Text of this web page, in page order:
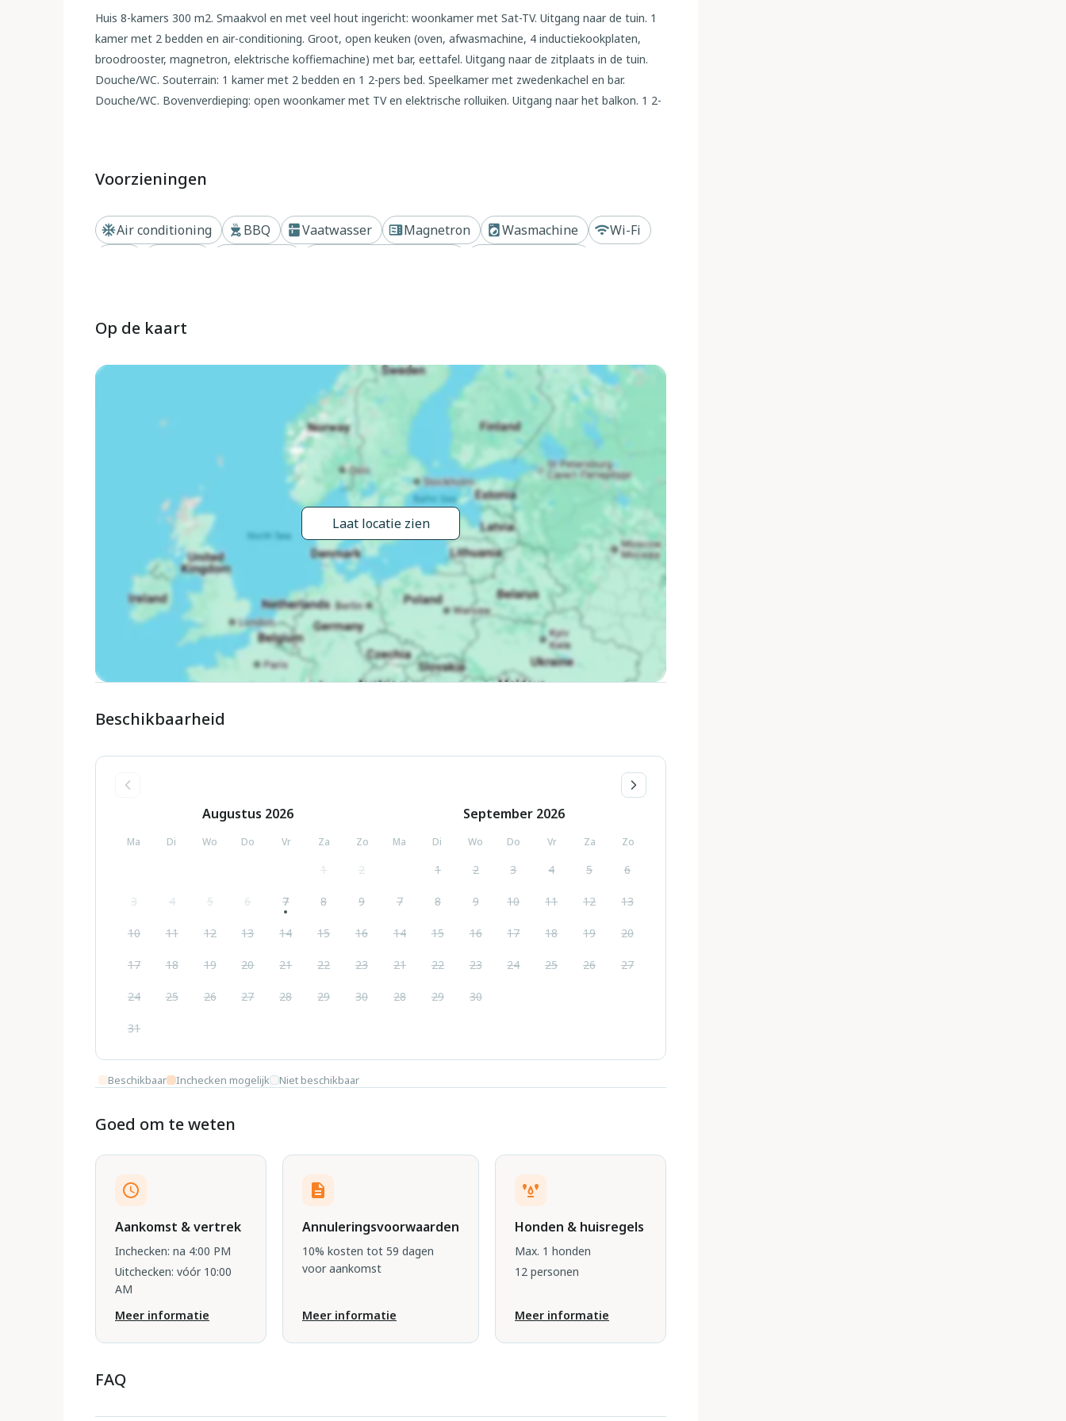
Huis 8-kamers 300 m2. Smaakvol en met veel hout ingericht: woonkamer met Sat-TV. Uitgang naar de tuin. 1
kamer met 2 bedden en air-conditioning. Groot, open keuken (oven, afwasmachine, 4 inductiekookplaten,
broodrooster, magnetron, elektrische koffiemachine) met bar, eettafel. Uitgang naar de zitplaats in de tuin.
Douche/WC. Souterrain: 1 kamer met 2 bedden en 1 2-pers bed. Speelkamer met zwedenkachel en bar.
Douche/WC. Bovenverdieping: open woonkamer met TV en elektrische rolluiken. Uitgang naar het balkon. 1 2-
Ter beschikking: wasmachine, droger, strijkijzer, klamboe, kinderstoel, kinderbed tot 2 jaar. Internet (WiFi,
aantal gasten in de accommodatie verblijft, zijn niet alle wooneenheden beschikbaar voor gebruik.
IT097023C2WRJQEYKK
Groot, moderne villa "Woodhouse", van 3 verdiepingen. 650 m van het centrum van Colico, 38 km van het
centrum van Lecco, 69 km van het centrum van Como, 1.1 km van het meer, aan een doodlopende weg. Voor
seizoensgebonden beschikbaarheid: 15.Mei. - 30.Sep.). In het huis: fitnessruimte, tafelvoetbal, bergruimte voor
fietsen. Parkeerplaats (voor 2 auto's) op het terrein, eigen garage. Supermarkt, restaurant 650 m, bar 600 m,
bushalte 350 m, treinstation "Colico" 650 m, grasstrand "Lido di Colico" 1.8 km. Golfterrein (18 holes) 37 km,
surfschool 1.4 km, manege 3.4 km, kinderspeelplaats 600 m. Attracties in de buurt: Forte Montecchio Nord,
Abbazia di Piona, Torri di Fontanedo. Bekende skigebieden kunnen gemakkelijk worden bereikt: Madesimo,
Livigno. Bekende meren kunnen gemakkelijk worden bereikt: Lago di Mezzola. Wandelgebied Pian di Spagna,
Monte Legnone. De eigenaar accepteert geen jeugdgroepen.
Voorzieningen
Air conditioning BBQ Vaatwasser Magnetron Wasmachine
Wi-Fi
Op de kaart
Laat locatie zien
Beschikbaarheid
Augustus 2026
Ma Di Wo Do Vr Za Zo
1 2
3 4 5 6 7 8 9
10 11 12 13 14 15 16
17 18 19 20 21 22 23
24 25 26 27 28 29 30
31
September 2026
Ma Di Wo Do Vr Za Zo
1 2 3 4 5 6
7 8 9 10 11 12 13
14 15 16 17 18 19 20
21 22 23 24 25 26 27
28 29 30
Beschikbaar Inchecken mogelijk Niet beschikbaar
Goed om te weten
Aankomst & vertrek
Inchecken: na 4:00 PM
Uitchecken: vóór 10:00
AM
Meer informatie
Annuleringsvoorwaarden
10% kosten tot 59 dagen
voor aankomst
Meer informatie
Honden & huisregels
Max. 1 honden
12 personen
Meer informatie
FAQ